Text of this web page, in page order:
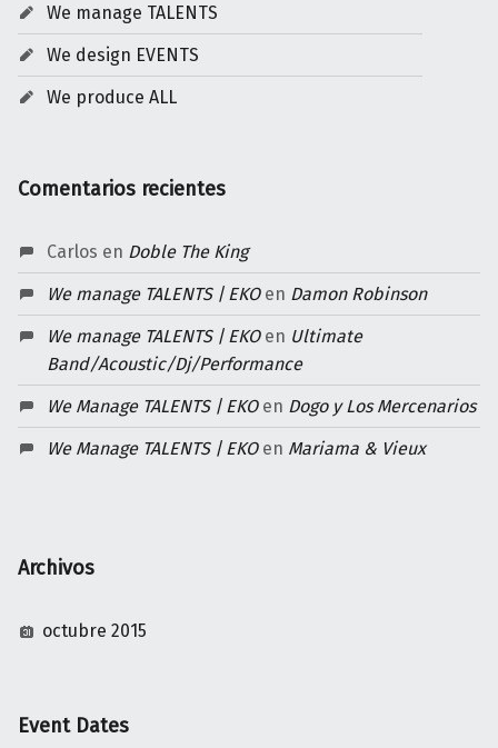
We manage TALENTS
We design EVENTS
We produce ALL
Comentarios recientes
Carlos en Doble The King
We manage TALENTS | EKOen Damon Robinson
We manage TALENTS | EKOen Ultimate
Band/Acoustic/Dj/Performance
We Manage TALENTS | EKOen Dogo y Los Mercenarios
We Manage TALENTS | EKOen Mariama & Vieux
Archivos
octubre 2015
Event Dates